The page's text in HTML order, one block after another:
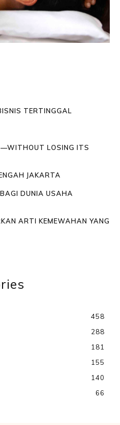
TERTINGGAL
LOSING ITS
JAKARTA
DUNIA USAHA
ARTI KEMEWAHAN YANG
458
288
181
155
140
66